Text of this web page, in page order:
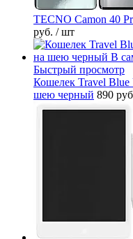
TECNO Camon 40
руб. / шт
Быстрый просмотр
Кошелек Travel Blue
шею черный 890